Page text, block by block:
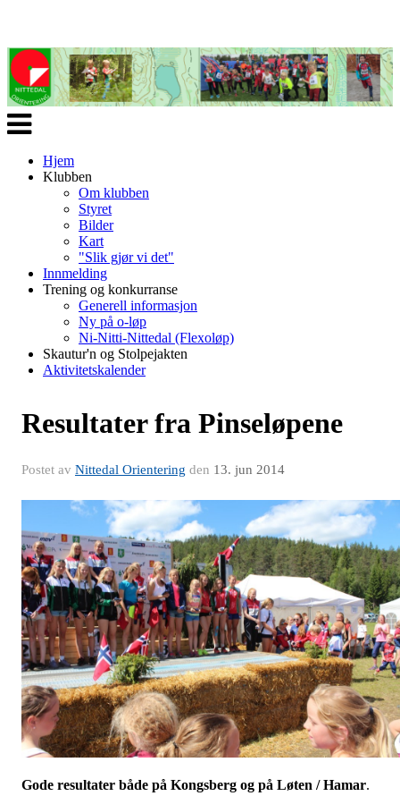
Veksle
navigasjon
Hjem
Klubben
Om klubben
Styret
Bilder
Kart
"Slik gjør vi det"
Innmelding
Trening og konkurranse
Generell informasjon
Ny på o-løp
Ni-Nitti-Nittedal (Flexoløp)
Skautur'n og Stolpejakten
Aktivitetskalender
Resultater fra Pinseløpene
Postet av Nittedal Orientering den 13. jun 2014
Gode resultater både på Kongsberg og på Løten / Hamar.